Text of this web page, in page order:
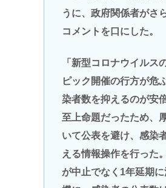
うに、政府関係者がさ
コメントを口にした。
「新型コロナウイルス
ピック開催の行方が危
染者数を抑えるのが安
至上命題だったため、
いて公表を避け、感染
える情報操作を行った
が中止でなく1年延期